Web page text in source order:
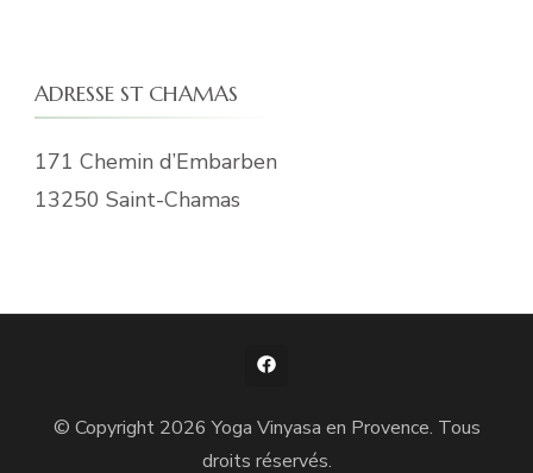
ADRESSE ST CHAMAS
171 Chemin d’Embarben
13250 Saint-Chamas
© Copyright 2026Yoga Vinyasa en Provence. Tous
droits réservés.